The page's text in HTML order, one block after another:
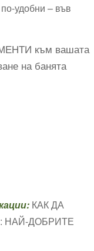
удобни – във
КАК ДА
: НАЙ-ДОБРИТЕ